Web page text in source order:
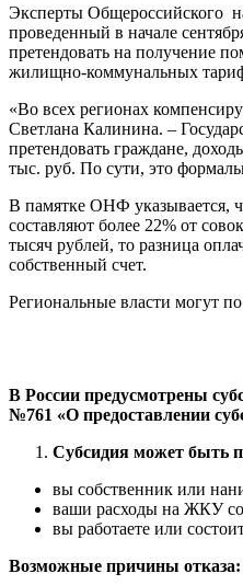
Эксперты Общероссийского
проведенный в начале
претендовать на получение
жилищно-коммунальных
«Во всех регионах
Светлана Калинина. –
претендовать граждане,
тыс. руб. По сути, это
В памятке ОНФ указывается,
составляют более 22% от
тысяч рублей, то разница
собственный счет.
Региональные власти могут
В России предусмотрены
№761 «О предоставлении
Субсидия может быть
вы собственник или
ваши расходы на ЖКУ
вы работаете или
Возможные причины отказа: